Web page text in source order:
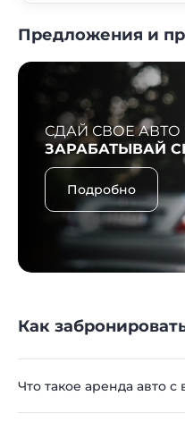
Предложения и
СДАЙ СВОЕ АВТО
ЗАРАБАТЫВАЙ
Подробно
Как
Что такое аренда авто с